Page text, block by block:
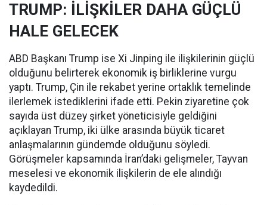
TRUMP: İLİŞKİLER DAHA GÜÇLÜ
HALE GELECEK
ABD Başkanı Trump ise Xi Jinping ile ilişkilerinin güçlü
olduğunu belirterek ekonomik iş birliklerine vurgu
yaptı. Trump, Çin ile rekabet yerine ortaklık temelinde
ilerlemek istediklerini ifade etti. Pekin ziyaretine çok
sayıda üst düzey şirket yöneticisiyle geldiğini
açıklayan Trump, iki ülke arasında büyük ticaret
anlaşmalarının gündemde olduğunu söyledi.
Görüşmeler kapsamında İran’daki gelişmeler, Tayvan
meselesi ve ekonomik ilişkilerin de ele alındığı
kaydedildi.